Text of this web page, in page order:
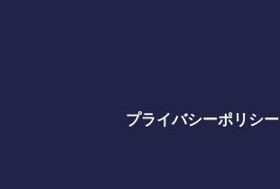
プライバシーポリシー